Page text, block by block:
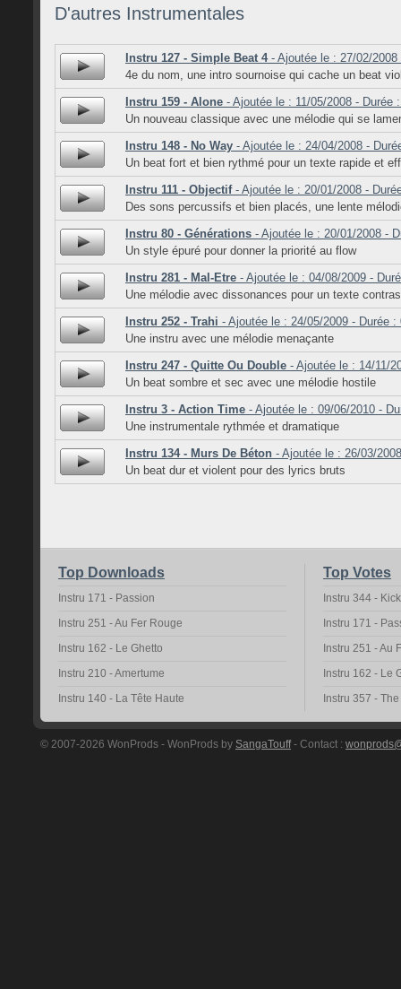
D'autres Instrumentales
Instru 127 - Simple Beat 4- Ajoutée le : 27/02/2008
4e du nom, une intro sournoise qui cache un beat
Instru 159 - Alone - Ajoutée le : 11/05/2008 - Durée
Un nouveau classique avec une mélodie qui se
Instru 148 - No Way - Ajoutée le : 24/04/2008 -
Un beat fort et bien rythmé pour un texte rapide et
Instru 111 - Objectif- Ajoutée le : 20/01/2008 -
Des sons percussifs et bien placés, une lente
Instru 80 - Générations - Ajoutée le : 20/01/2008 -
Un style épuré pour donner la priorité au flow
Instru 281 - Mal-Etre - Ajoutée le : 04/08/2009 -
Une mélodie avec dissonances pour un texte
Instru 252 - Trahi - Ajoutée le : 24/05/2009 - Durée :
Une instru avec une mélodie menaçante
Instru 247 - Quitte Ou Double - Ajoutée le : 14/11/
Un beat sombre et sec avec une mélodie hostile
Instru 3 - Action Time - Ajoutée le : 09/06/2010 -
Une instrumentale rythmée et dramatique
Instru 134 - Murs De Béton - Ajoutée le : 26/03/
Un beat dur et violent pour des lyrics bruts
Top Downloads
Instru 171 - Passion
Instru 251 - Au Fer Rouge
Instru 162 - Le Ghetto
Instru 210 - Amertume
Instru 140 - La Tête Haute
Top Votes
Instru 344 -
Instru 171 -
Instru 251 - Au
Instru 162 - Le
Instru 357 -
© 2007-2026 WonProds - WonProds by SangaTouff- Contact :